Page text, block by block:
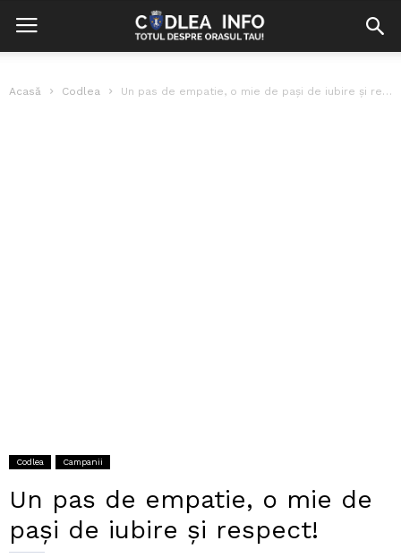
Acasă Codlea Un pas de empatie, o mie de pași de iubire și respect!
Codlea Campanii
Un pas de empatie, o mie de
pași de iubire și respect!